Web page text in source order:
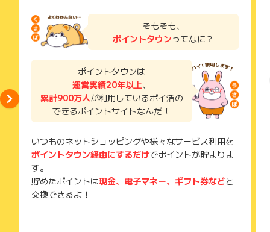
そもそも、
ポイントタウンってなに？
ポイントタウンは
運営実績20年以上、
累計900万人が利用しているポイ活の
できるポイントサイトなんだ！
いつものネットショッピングや様々なサービス利用を
ポイントタウン経由にするだけでポイントが貯まりま
す。
貯めたポイントは現金、電子マネー、ギフト券などと
交換できるよ！